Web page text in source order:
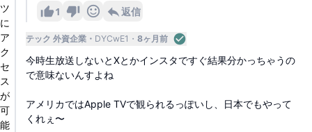
ツ
に
ア
ク
セ
ス
が
可
能
1 返信
テック 外資企業 DYCwE1 8ヶ月前
今時生放送しないとXとかインスタですぐ結果分かっちゃうの
で意味ないんすよね
アメリカではApple TVで観られるっぽいし、日本でもやって
くれぇ〜